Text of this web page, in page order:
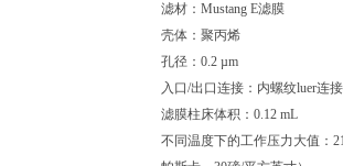
滤材：Mustang E滤膜
壳体：聚丙烯
孔径：0.2 µm
入口/出口连接：内螺纹luer连
滤膜柱床体积：0.12 mL
不同温度下的工作压力大值：